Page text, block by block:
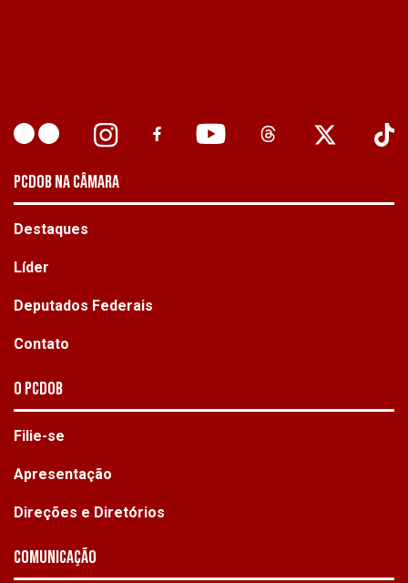
PCDOB NA CÂMARA
Destaques
Líder
Deputados Federais
Contato
O PCdoB
Filie-se
Apresentação
Direções e Diretórios
Comunicação